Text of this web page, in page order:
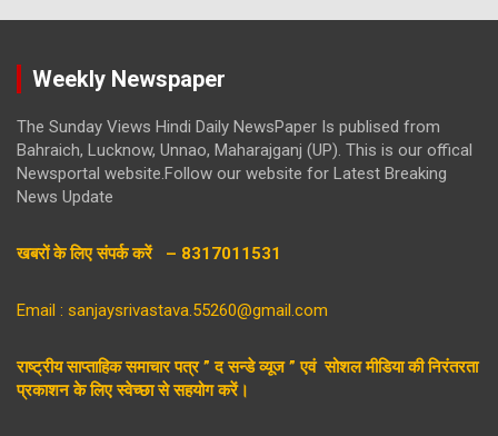
Weekly Newspaper
The Sunday Views Hindi Daily NewsPaper Is publised from
Bahraich, Lucknow, Unnao, Maharajganj (UP). This is our offical
Newsportal website.Follow our website for Latest Breaking
News Update
खबरों के लिए संपर्क करें – 8317011531
Email : sanjaysrivastava.55260@gmail.com
राष्ट्रीय साप्ताहिक समाचार पत्र ” द सन्डे व्यूज ” एवं सोशल मीडिया की निरंतरता
प्रकाशन के लिए स्वेच्छा से सहयोग करें।